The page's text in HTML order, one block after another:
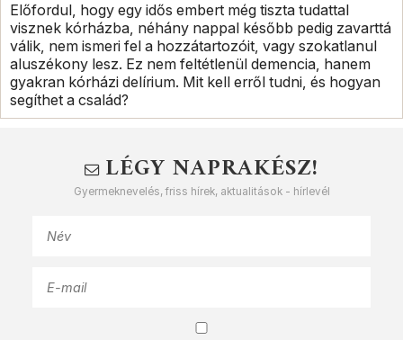
Előfordul, hogy egy idős embert még tiszta tudattal
visznek kórházba, néhány nappal később pedig zavarttá
válik, nem ismeri fel a hozzátartozóit, vagy szokatlanul
aluszékony lesz. Ez nem feltétlenül demencia, hanem
gyakran kórházi delírium. Mit kell erről tudni, és hogyan
segíthet a család?
LÉGY NAPRAKÉSZ!
Gyermeknevelés, friss hírek, aktualitások - hírlevél